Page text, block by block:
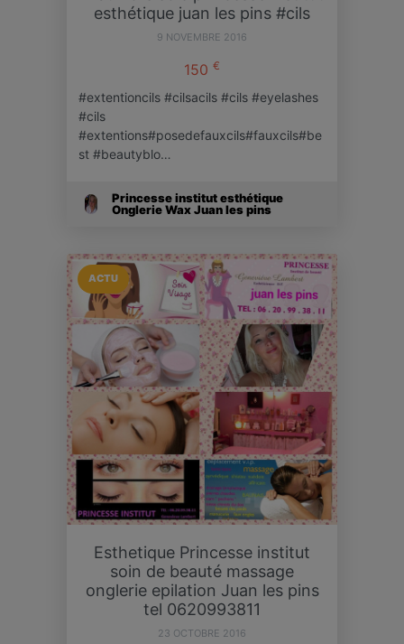
esthétique juan les pins #cils
9 NOVEMBRE 2016
150 €
#extentioncils #cilsacils #cils #eyelashes
#cils
#extentions#posedefauxcils#fauxcils#be
st #beautyblo…
Princesse institut esthétique
Onglerie Wax Juan les pins
ACTU
Esthetique Princesse institut
soin de beauté massage
onglerie epilation Juan les pins
tel 0620993811
23 OCTOBRE 2016